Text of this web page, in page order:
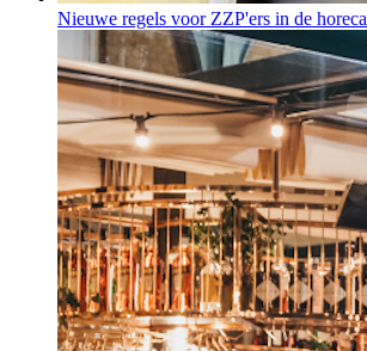
Nieuwe regels voor ZZP'ers in de horeca